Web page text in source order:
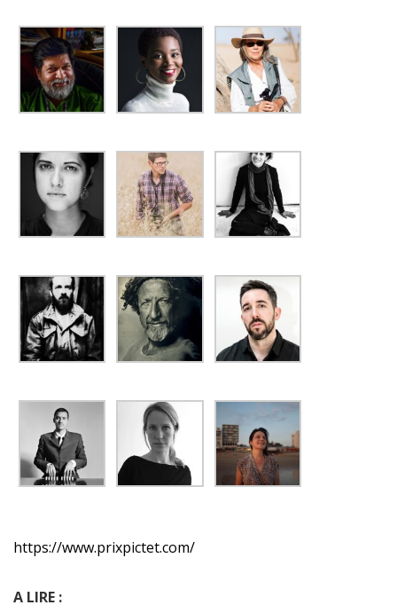
https://www.prixpictet.com/
A LIRE :